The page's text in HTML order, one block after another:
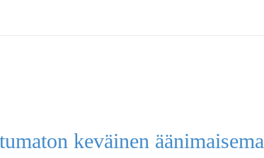
keväinen äänimaisema